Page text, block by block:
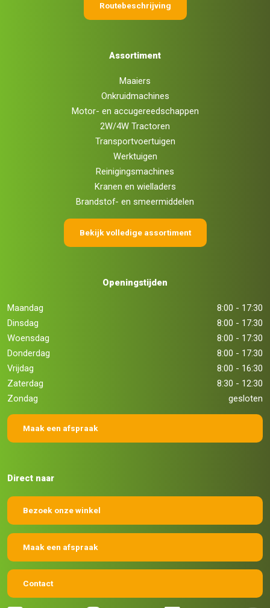
Routebeschrijving
Assortiment
Maaiers
Onkruidmachines
Motor- en accugereedschappen
2W/4W Tractoren
Transportvoertuigen
Werktuigen
Reinigingsmachines
Kranen en wielladers
Brandstof- en smeermiddelen
Bekijk volledige assortiment
Openingstijden
Maandag
8:00 - 17:30
Dinsdag
8:00 - 17:30
Woensdag
8:00 - 17:30
Donderdag
8:00 - 17:30
Vrijdag
8:00 - 16:30
Zaterdag
8:30 - 12:30
Zondag
gesloten
Maak een afspraak
Direct naar
Bezoek onze winkel
Maak een afspraak
Contact